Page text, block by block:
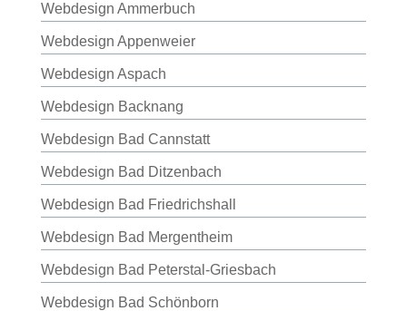
Webdesign Ammerbuch
Webdesign Appenweier
Webdesign Aspach
Webdesign Backnang
Webdesign Bad Cannstatt
Webdesign Bad Ditzenbach
Webdesign Bad Friedrichshall
Webdesign Bad Mergentheim
Webdesign Bad Peterstal-Griesbach
Webdesign Bad Schönborn